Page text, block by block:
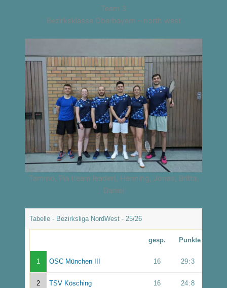
Team 3
Bezirksklasse Oberbayern – north west
Tammo, Pia (team leader), Henning, Jonas, Britta,
Daniel
Tabelle - Bezirksliga NordWest - 25/26
gesp. Punkte
1 OSC München III 16 29:3
2 TSV Kösching 16 24:8